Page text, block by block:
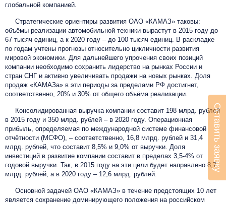
глобальной компанией.
Стратегические ориентиры развития ОАО «КАМАЗ» таковы:
объёмы реализации автомобильной техники вырастут в 2015 году до
67 тысяч единиц, а к 2020 году – до 100 тысяч единиц. В раскладке
по годам учтены прогнозы относительно цикличности развития
мировой экономики. Для дальнейшего упрочения своих позиций
компании необходимо сохранить лидерство на рынках России и
стран СНГ и активно увеличивать продажи на новых рынках. Доля
продаж «КАМАЗа» в эти периоды за пределами РФ достигнет,
соответственно, 20% и 30% от общего объёма реализации.
Консолидированная выручка компании составит 198 млрд. рублей
в 2015 году и 350 млрд. рублей – в 2020 году. Операционная
прибыль, определяемая по международной системе финансовой
отчётности (МСФО), – соответственно, 16,8 млрд. рублей и 31,4
млрд. рублей, что составит 8,5% и 9,0% от выручки. Доля
инвестиций в развитие компании составит в пределах 3,5-4% от
годовой выручки. Так, в 2015 году на эти цели будет направлено 8,7
млрд. рублей, а в 2020 году – 12,6 млрд. рублей.
Основной задачей ОАО «КАМАЗ» в течение предстоящих 10 лет
является сохранение доминирующего положения на российском
Оставить заявку